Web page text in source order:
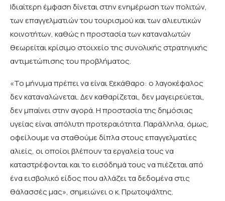
Ιδιαίτερη έμφαση δίνεται στην ενημέρωση των πολιτών,
των επαγγελματιών του τουρισμού και των αλιευτικών
κοινοτήτων, καθώς η προστασία των καταναλωτών
θεωρείται κρίσιμο στοιχείο της συνολικής στρατηγικής
αντιμετώπισης του προβλήματος.
«Το μήνυμα πρέπει να είναι ξεκάθαρο: ο λαγοκέφαλος
δεν καταναλώνεται. Δεν καθαρίζεται, δεν μαγειρεύεται,
δεν μπαίνει στην αγορά. Η προστασία της δημόσιας
υγείας είναι απόλυτη προτεραιότητα. Παράλληλα, όμως,
οφείλουμε να σταθούμε δίπλα στους επαγγελματίες
αλιείς, οι οποίοι βλέπουν τα εργαλεία τους να
καταστρέφονται και το εισόδημά τους να πιέζεται από
ένα εισβολικό είδος που αλλάζει τα δεδομένα στις
θάλασσές μας», σημειώνει ο κ. Πρωτοψάλτης.